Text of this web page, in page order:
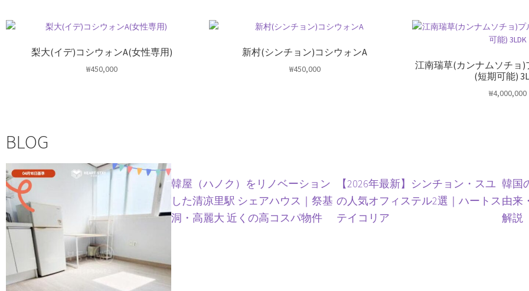
梨大(イデ)コシウォンA(女性専用)
₩450,000
新村(シンチョン)コシウォンA
₩450,000
江南瑞草(カンナムソチョ)
(短期可能)
₩4,000,000
BLOG
韓屋（ハノク）をリノベーション
した清凉里駅 シェアハウス｜祭基
洞・高麗大 近くの高コスパ物件
【2026年最新】シンチョン・スユ
の人気オフィステル2選｜ハートス
テイコリア
韓国
由来
解説